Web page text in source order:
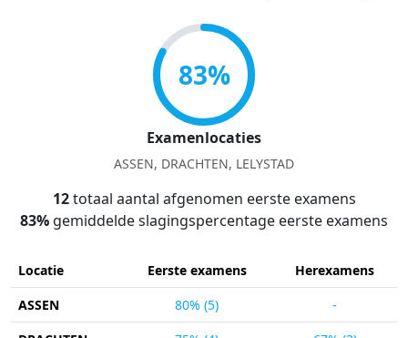
83%
Examenlocaties
ASSEN, DRACHTEN, LELYSTAD
12totaal aantal afgenomen eerste examens
83% gemiddelde slagingspercentage eerste examens
Locatie Eerste examens
Herexamens
ASSEN
80% (5)
-